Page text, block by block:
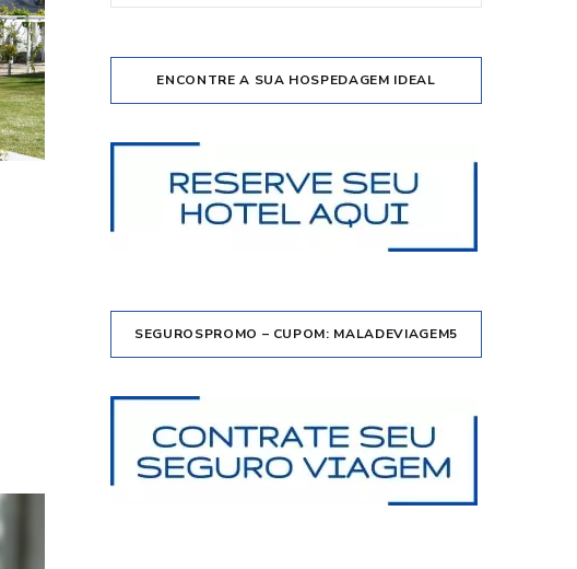
ENCONTRE A SUA HOSPEDAGEM IDEAL
SEGUROSPROMO – CUPOM: MALADEVIAGEM5